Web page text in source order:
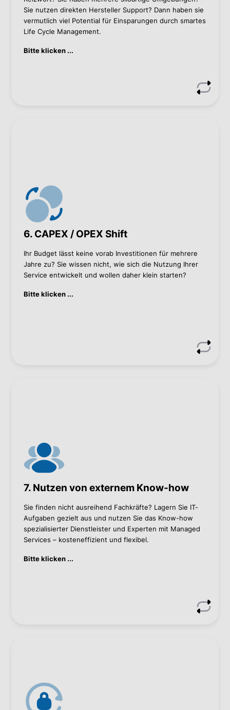
Sie nutzen direkten Hersteller Support? Dann haben sie
vermutlich viel Potential für Einsparungen durch smartes
Life Cycle Management.
Bitte klicken ...
Thomas Grill
Thomas Grill
+43 1 60 126-278
6. CAPEX / OPEX Shift
Ihr Budget lässt keine vorab Investitionen für mehrere
Jahre zu? Sie wissen nicht, wie sich die Nutzung Ihrer
Service entwickelt und wollen daher klein starten?
Bitte klicken ...
Kontaktieren Sie mich, wenn Sie mehr wissen wollen.
Thomas Grill
Thomas Grill
7. Nutzen von externem Know-how
Sie finden nicht ausreihend Fachkräfte? Lagern Sie IT-
Aufgaben gezielt aus und nutzen Sie das Know-how
spezialisierter Dienstleister und Experten mit Managed
Services – kosteneffizient und flexibel.
Bitte klicken ...
Christoph Zemsauer
Christoph Zemsauer
+43 1 60 126-257
kann alles“-Security-Produkte zu investieren, hilft
eine fundierte Risikoanalyse, gezielt in relevante